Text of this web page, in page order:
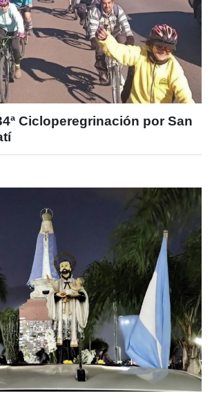
Cicloperegrinación por San